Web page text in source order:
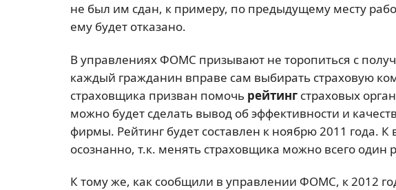
не был им сдан, к примеру, по предыдущему месту
ему будет отказано.
В управлениях ФОМС призывают не торопиться с
каждый гражданин вправе сам выбирать страховую
страховщика призван помочь рейтинг страховых
можно будет сделать вывод об эффективности и
фирмы. Рейтинг будет составлен к ноябрю 2011 года.
осознанно, т.к. менять страховщика можно всего один
К тому же, как сообщили в управлении ФОМС, к 2012